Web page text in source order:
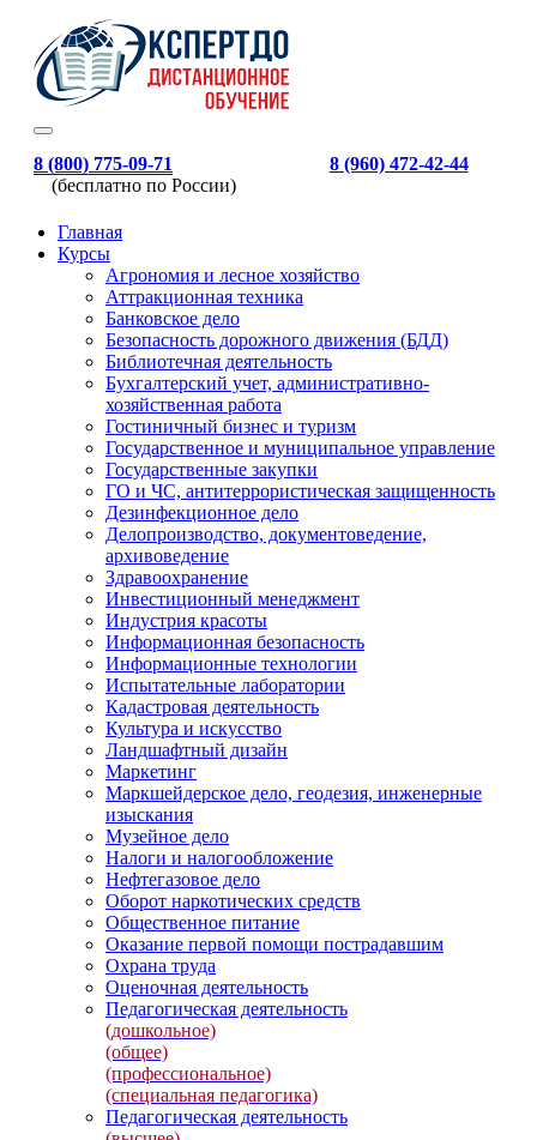
8 (800) 775-09-71
(бесплатно по России)
8 (960) 472-42-44
Главная
Курсы
Агрономия и лесное хозяйство
Аттракционная техника
Банковское дело
Безопасность дорожного движения (БДД)
Библиотечная деятельность
Бухгалтерский учет, административно-
хозяйственная работа
Гостиничный бизнес и туризм
Государственное и муниципальное управление
Государственные закупки
ГО и ЧС, антитеррористическая защищенность
Дезинфекционное дело
Делопроизводство, документоведение,
архивоведение
Здравоохранение
Инвестиционный менеджмент
Индустрия красоты
Информационная безопасность
Информационные технологии
Испытательные лаборатории
Кадастровая деятельность
Культура и искусство
Ландшафтный дизайн
Маркетинг
Маркшейдерское дело, геодезия, инженерные
изыскания
Музейное дело
Налоги и налогообложение
Нефтегазовое дело
Оборот наркотических средств
Общественное питание
Оказание первой помощи пострадавшим
Охрана труда
Оценочная деятельность
Педагогическая деятельность
(дошкольное)
(общее)
(профессиональное)
(специальная педагогика)
Педагогическая деятельность